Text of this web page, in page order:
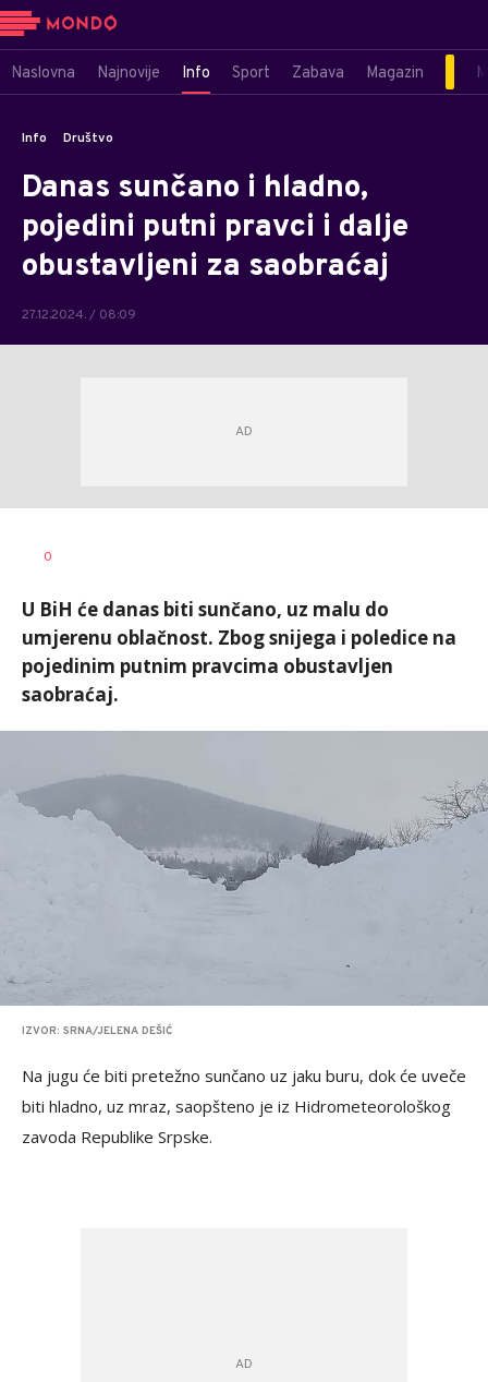
Naslovna Najnovije Info Sport Zabava Magazin
Info Društvo
Danas sunčano i hladno,
pojedini putni pravci i dalje
obustavljeni za saobraćaj
27.12.2024. / 08:09
AUTOR
0
U BiH će danas biti sunčano, uz malu do
umjerenu oblačnost. Zbog snijega i poledice na
pojedinim putnim pravcima obustavljen
saobraćaj.
IZVOR: SRNA/JELENA DEŠIĆ
Na jugu će biti pretežno sunčano uz jaku buru, dok će uveče
biti hladno, uz mraz, saopšteno je iz Hidrometeorološkog
zavoda Republike Srpske.